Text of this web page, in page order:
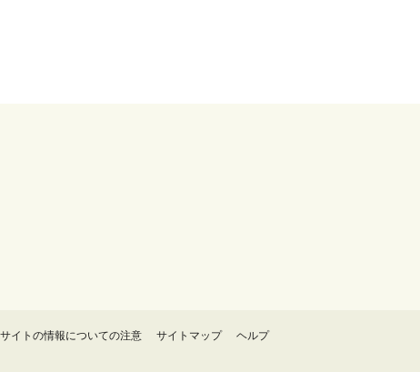
イトの情報についての注意 サイトマップ ヘルプ